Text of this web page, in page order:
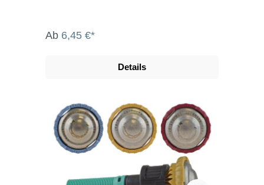
Ab 6,45 €*
Details